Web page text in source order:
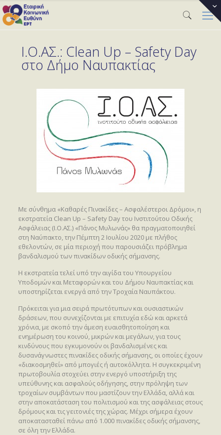
Ι.Ο.ΑΣ.: Clean Up – Safety Day
στο Δήμο Ναυπακτίας
Με σύνθημα «Καθαρές Πινακίδες – Ασφαλέστεροι Δρόμοι», η
εκστρατεία Clean Up – Safety Day του Ινστιτούτου Οδικής
Ασφάλειας (Ι.Ο.ΑΣ.) «Πάνος Μυλωνάς» θα πραγματοποιηθεί
στη Ναύπακτο, την Πέμπτη 2 Ιουλίου 2020 με πλήθος
εθελοντών, σε μία περιοχή που παρουσιάζει πρόβλημα
βανδαλισμού των πινακίδων οδικής σήμανσης.
Η εκστρατεία τελεί υπό την αιγίδα του Υπουργείου
Υποδομών και Μεταφορών και του Δήμου Ναυπακτίας και
υποστηρίζεται ενεργά από την Τροχαία Ναυπάκτου.
Πρόκειται για μια σειρά πρωτότυπων και ουσιαστικών
δράσεων, που συνεχίζονται με επιτυχία εδώ και αρκετά
χρόνια, με σκοπό την άμεση ευαισθητοποίηση και
ενημέρωση του κοινού, μικρών και μεγάλων, για τους
κινδύνους που εγκυμονούν οι βανδαλισμένες και
δυσανάγνωστες πινακίδες οδικής σήμανσης, οι οποίες έχουν
«διακοσμηθεί» από μπογιές ή αυτοκόλλητα. Η συγκεκριμένη
πρωτοβουλία στοχεύει στην ενεργό υποστήριξη της
υπεύθυνης και ασφαλούς οδήγησης, στην πρόληψη των
τροχαίων συμβάντων που μαστίζουν την Ελλάδα, αλλά και
στην αποκατάσταση του πολιτισμού και της ασφάλειας στους
δρόμους και τις γειτονιές της χώρας. Μέχρι σήμερα έχουν
αποκατασταθεί πάνω από 1.000 πινακίδες οδικής σήμανσης,
σε όλη την Ελλάδα.